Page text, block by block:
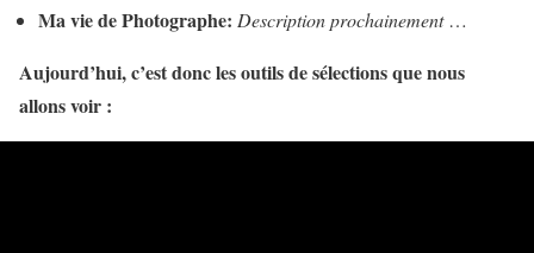
Ma vie de Photographe: Description prochainement…
Aujourd’hui, c’est donc les outils de sélections que nous
allons voir :